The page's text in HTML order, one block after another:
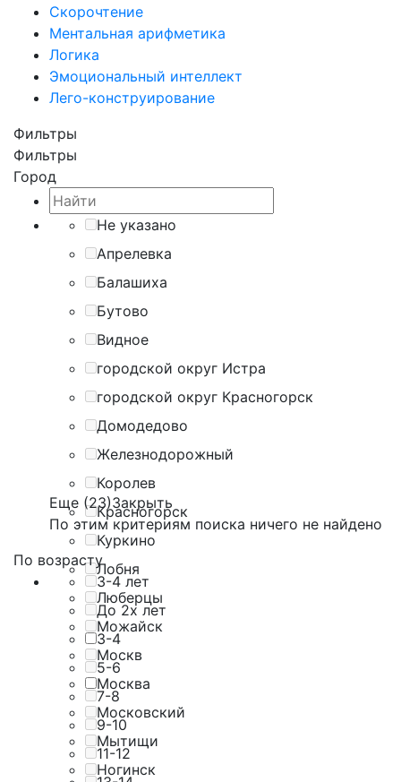
Скорочтение
Ментальная арифметика
Логика
Эмоциональный интеллект
Лего-конструирование
Фильтры
Фильтры
Город
Не указано
Апрелевка
Балашиха
Бутово
Видное
городской округ Истра
городской округ Красногорск
Домодедово
Железнодорожный
Королев
Красногорск
Куркино
Лобня
Люберцы
Можайск
Москв
Москва
Московский
Мытищи
Ногинск
Еще (23)Закрыть
По этим критериям поиска ничего не найдено
По возрасту
3-4 лет
До 2х лет
3-4
5-6
7-8
9-10
11-12